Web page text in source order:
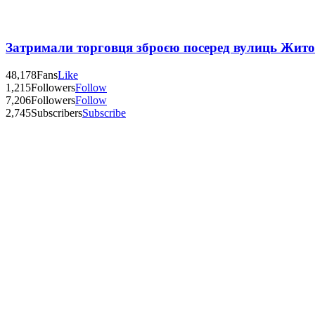
Затримали торговця зброєю посеред вулиць
48,178FansLike
1,215FollowersFollow
7,206FollowersFollow
2,745SubscribersSubscribe